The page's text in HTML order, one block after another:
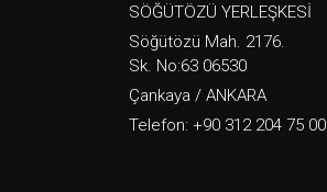
SÖĞÜTÖZÜ YERLEŞKESİ
Söğütözü Mah. 2176.
Sk. No:63 06530
Çankaya / ANKARA
Telefon: +90 312 204 75 00